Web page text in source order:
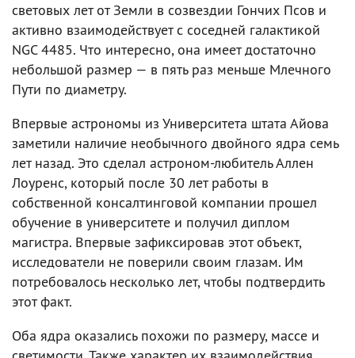
световых лет от Земли в созвездии Гончих Псов и
активно взаимодействует с соседней галактикой
NGC 4485. Что интересно, она имеет достаточно
небольшой размер — в пять раз меньше Млечного
Пути по диаметру.
Впервые астрономы из Университета штата Айова
заметили наличие необычного двойного ядра семь
лет назад. Это сделал астроном-любитель Аллен
Лоуренс, который после 30 лет работы в
собственной консалтинговой компании прошел
обучение в университете и получил диплом
магистра. Впервые зафиксировав этот объект,
исследователи не поверили своим глазам. Им
потребовалось несколько лет, чтобы подтвердить
этот факт.
Оба ядра оказались похожи по размеру, массе и